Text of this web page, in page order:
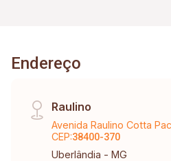
Endereço
Raulino
Avenida Raulino Cotta
CEP:38400-370
Uberlândia - MG